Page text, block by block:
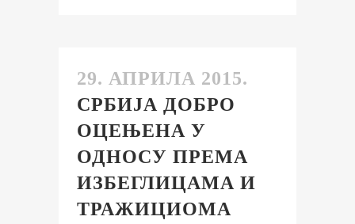
29. АПРИЛА 2015.
СРБИЈА ДОБРО
ОЦЕЊЕНА У
ОДНОСУ ПРЕМА
ИЗБЕГЛИЦАМА И
ТРАЖИЦИОМА